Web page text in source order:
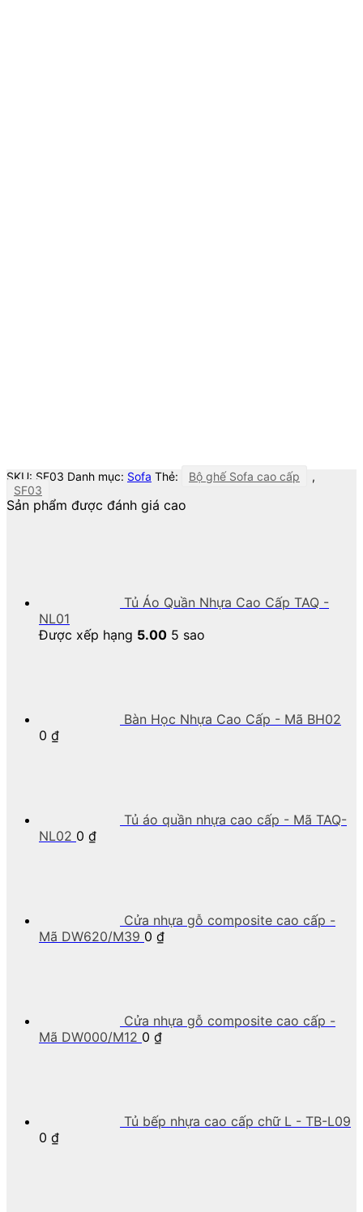
SKU: SF03 Danh mục: Sofa Thẻ: Bộ ghế Sofa cao cấp
,
SF03
Sản phẩm được đánh giá cao
Tủ Áo Quần Nhựa Cao Cấp TAQ -
NL01
Được xếp hạng 5.00 5 sao
Bàn Học Nhựa Cao Cấp - Mã BH02
0 ₫
Tủ áo quần nhựa cao cấp - Mã TAQ-
NL02 0 ₫
Cửa nhựa gỗ composite cao cấp -
Mã DW620/M39 0 ₫
Cửa nhựa gỗ composite cao cấp -
Mã DW000/M12 0 ₫
Tủ bếp nhựa cao cấp chữ L - TB-L09
0 ₫